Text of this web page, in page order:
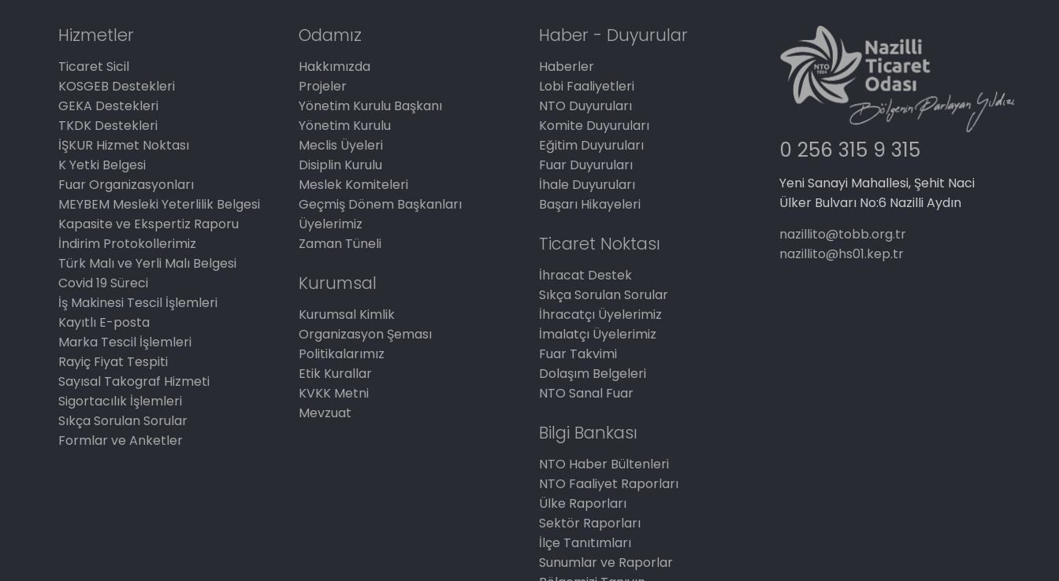
Hizmetler
Ticaret Sicil
KOSGEB Destekleri
GEKA Destekleri
TKDK Destekleri
İŞKUR Hizmet Noktası
K Yetki Belgesi
Fuar Organizasyonları
MEYBEM Mesleki Yeterlilik Belgesi
Kapasite ve Ekspertiz Raporu
İndirim Protokollerimiz
Türk Malı ve Yerli Malı Belgesi
Covid 19 Süreci
İş Makinesi Tescil İşlemleri
Kayıtlı E-posta
Marka Tescil İşlemleri
Rayiç Fiyat Tespiti
Sayısal Takograf Hizmeti
Sigortacılık İşlemleri
Sıkça Sorulan Sorular
Formlar ve Anketler
Odamız
Hakkımızda
Projeler
Yönetim Kurulu Başkanı
Yönetim Kurulu
Meclis Üyeleri
Disiplin Kurulu
Meslek Komiteleri
Geçmiş Dönem Başkanları
Üyelerimiz
Zaman Tüneli
Kurumsal
Kurumsal Kimlik
Organizasyon Şeması
Politikalarımız
Etik Kurallar
KVKK Metni
Mevzuat
Haber - Duyurular
Haberler
Lobi Faaliyetleri
NTO Duyuruları
Komite Duyuruları
Eğitim Duyuruları
Fuar Duyuruları
İhale Duyuruları
Başarı Hikayeleri
Ticaret Noktası
İhracat Destek
Sıkça Sorulan Sorular
İhracatçı Üyelerimiz
İmalatçı Üyelerimiz
Fuar Takvimi
Dolaşım Belgeleri
NTO Sanal Fuar
Bilgi Bankası
NTO Haber Bültenleri
NTO Faaliyet Raporları
Ülke Raporları
Sektör Raporları
İlçe Tanıtımları
Sunumlar ve Raporlar
0 256 315 9 315
Yeni Sanayi Mahallesi, Şehit Naci
Ülker Bulvarı No:6 Nazilli Aydın
nazillito@tobb.org.tr
nazillito@hs01.kep.tr